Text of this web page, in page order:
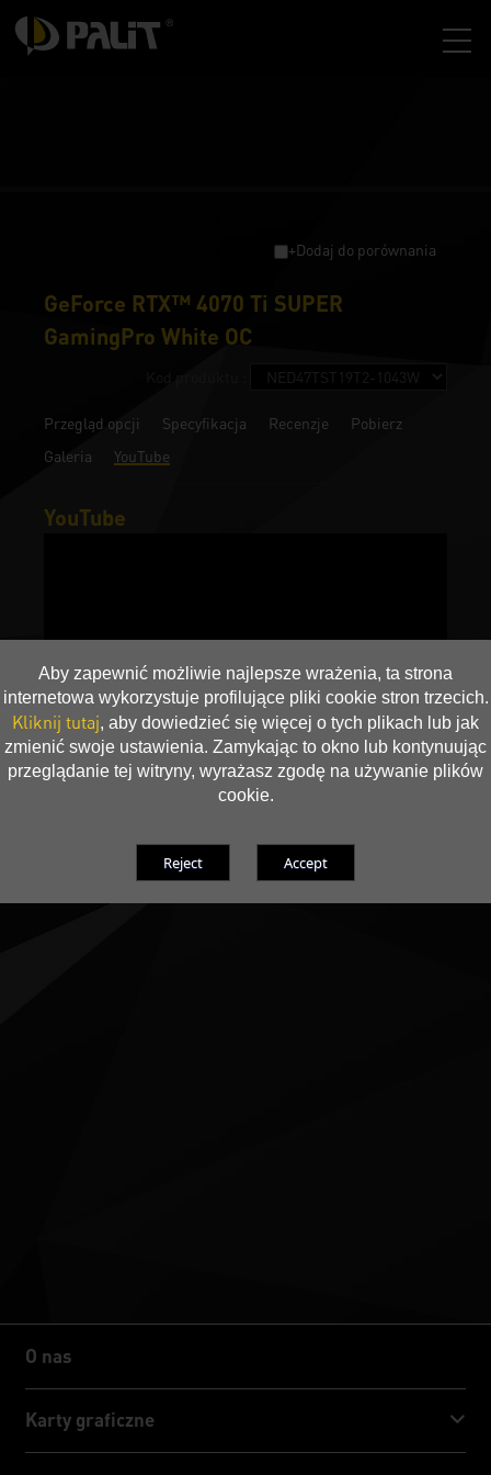
Aby zapewnić możliwie najlepsze wrażenia, ta strona
internetowa wykorzystuje profilujące pliki cookie stron trzecich.
Kliknij tutaj, aby dowiedzieć się więcej o tych plikach lub jak
zmienić swoje ustawienia. Zamykając to okno lub kontynuując
przeglądanie tej witryny, wyrażasz zgodę na używanie plików
cookie.
+Dodaj do porównania
GeForce RTX™ 4070 Ti SUPER
GamingPro White OC
Przegląd opcji Specyfikacja Recenzje
Pobierz
Galeria
YouTube
YouTube
O nas
O nas
Karty graficzne